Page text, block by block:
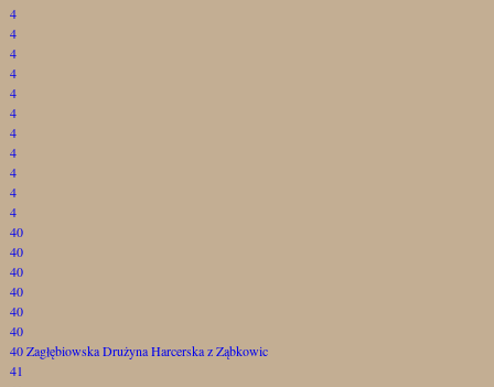
4
4
4
4
4
4
4
4
4
4
4
40
40
40
40
40
40
40 Zagłębiowska Drużyna Harcerska z Ząbkowic
41